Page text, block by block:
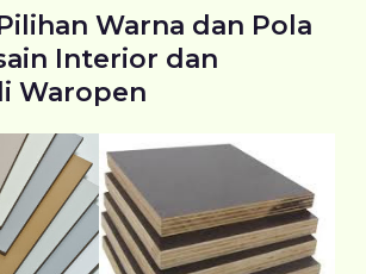
Warna dan Pola
Interior dan
Waropen